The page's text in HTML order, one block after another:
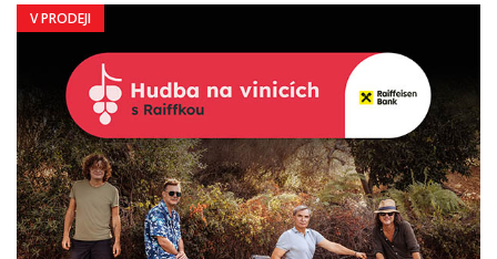
V PRODEJI